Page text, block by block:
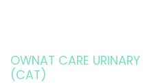
OWNAT CARE URINARY
(CAT)